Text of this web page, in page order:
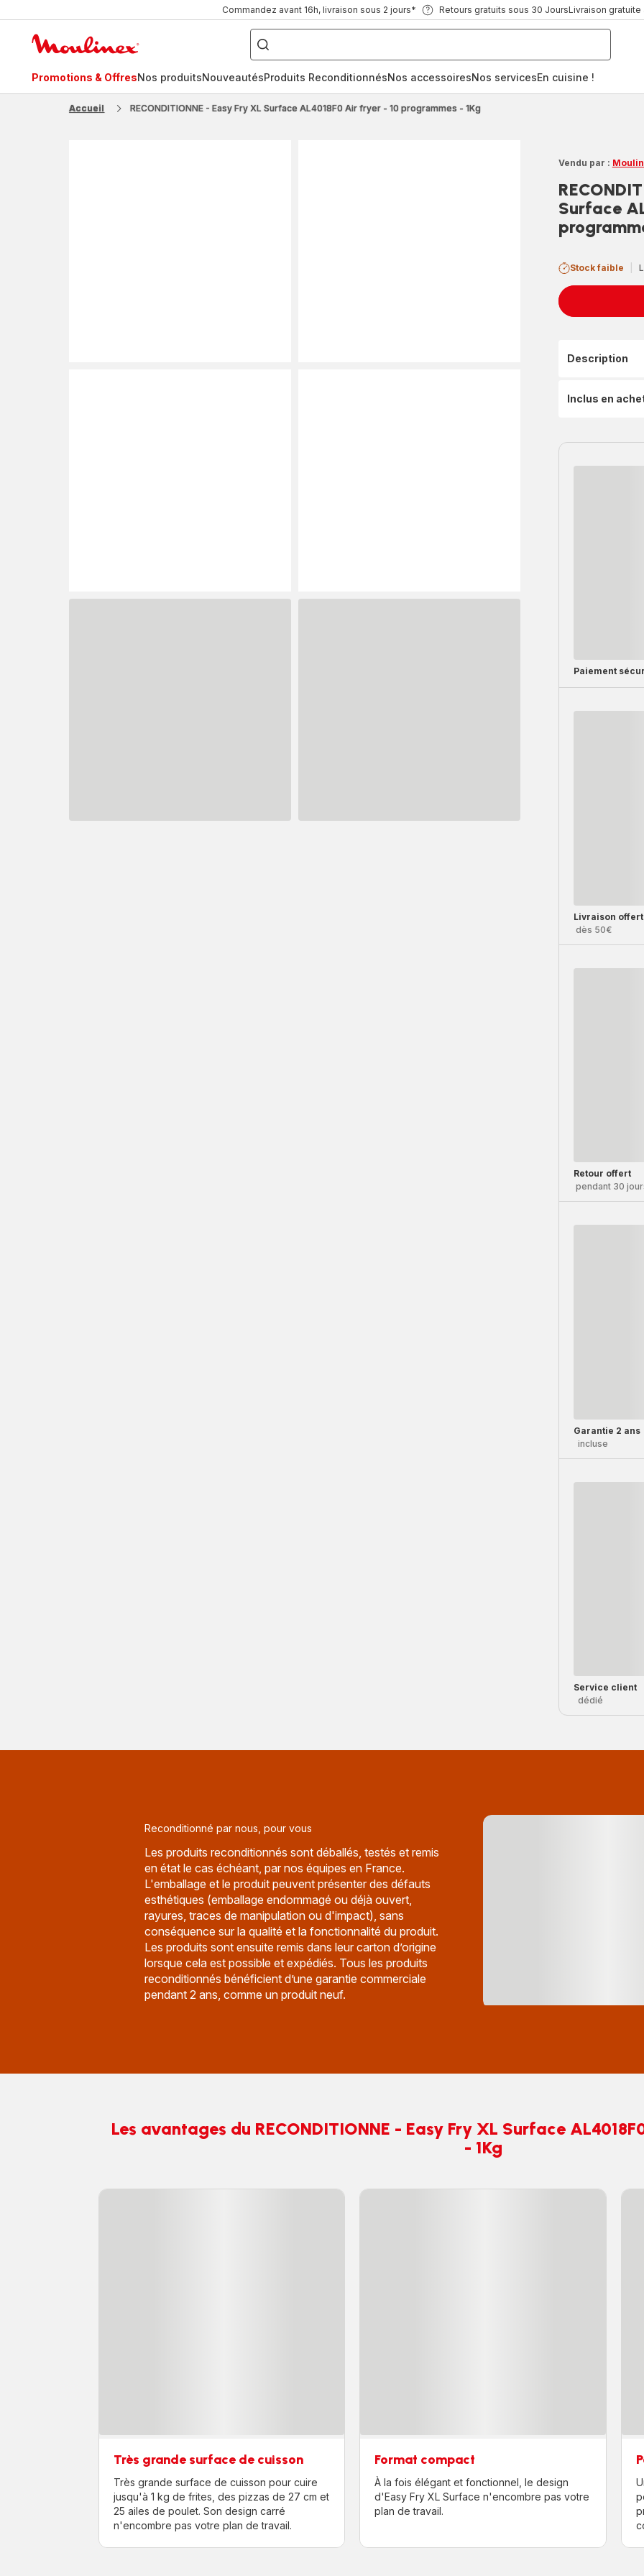
Commandez avant 16h, livraison sous 2 jours* Retours gratuits sous 30 JoursLivraison gratuite
Que
recherchez-
vous
Promotions & OffresNos produitsNouveautésProduits ReconditionnésNos accessoiresNos servicesEn cuisine !
Accueil RECONDITIONNE - Easy Fry XL Surface AL4018F0 Air fryer - 10 programmes - 1Kg
Vendu par :
Surface
Stock faible
Description
Inclus en
Paiement
Livraison
dès 50€
Retour offert
pendant 30
Garantie 2 ans
incluse
Service client
dédié
Reconditionné par nous, pour vous
Les produits reconditionnés sont déballés, testés et remis
en état le cas échéant, par nos équipes en France.
L'emballage et le produit peuvent présenter des défauts
esthétiques (emballage endommagé ou déjà ouvert,
rayures, traces de manipulation ou d'impact), sans
conséquence sur la qualité et la fonctionnalité du produit.
Les produits sont ensuite remis dans leur carton d’origine
lorsque cela est possible et expédiés. Tous les produits
reconditionnés bénéficient d’une garantie commerciale
pendant 2 ans, comme un produit neuf.
Les avantages du RECONDITIONNE - Easy Fry XL Surface
- 1Kg
Très grande surface de cuisson
Très grande surface de cuisson pour cuire
jusqu'à 1 kg de frites, des pizzas de 27 cm et
25 ailes de poulet. Son design carré
n'encombre pas votre plan de travail.
Format compact
À la fois élégant et fonctionnel, le design
d'Easy Fry XL Surface n'encombre pas votre
plan de travail.